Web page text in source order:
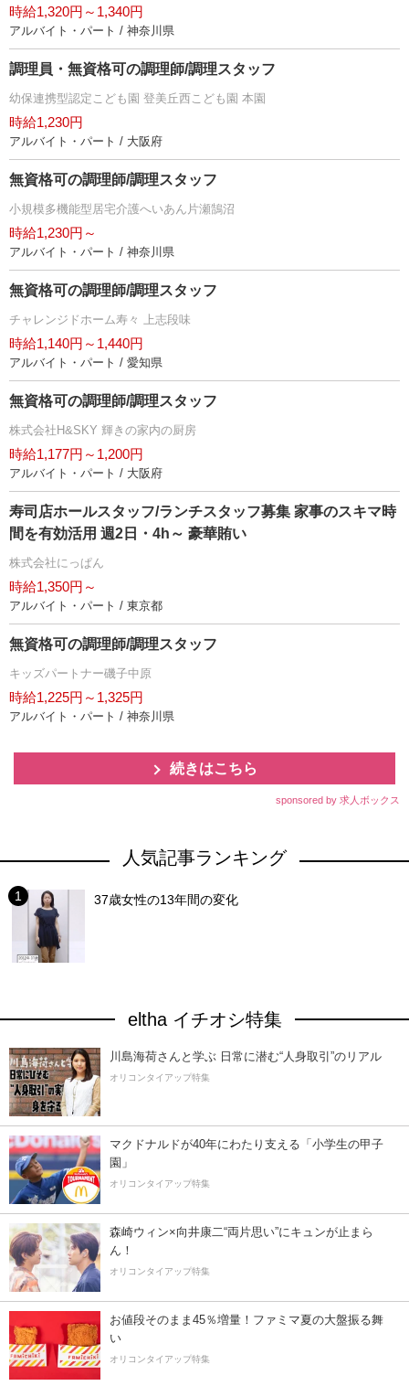
時給1,320円～1,340円
アルバイト・パート / 神奈川県
調理員・無資格可の調理師/調理スタッフ
幼保連携型認定こども園 登美丘西こども園 本園
時給1,230円
アルバイト・パート / 大阪府
無資格可の調理師/調理スタッフ
小規模多機能型居宅介護へいあん片瀬鵠沼
時給1,230円～
アルバイト・パート / 神奈川県
無資格可の調理師/調理スタッフ
チャレンジドホーム寿々 上志段味
時給1,140円～1,440円
アルバイト・パート / 愛知県
無資格可の調理師/調理スタッフ
株式会社H&SKY 輝きの家内の厨房
時給1,177円～1,200円
アルバイト・パート / 大阪府
寿司店ホールスタッフ/ランチスタッフ募集 家事のスキマ時
間を有効活用 週2日・4h～ 豪華賄い
株式会社にっぱん
時給1,350円～
アルバイト・パート / 東京都
無資格可の調理師/調理スタッフ
キッズパートナー磯子中原
時給1,225円～1,325円
アルバイト・パート / 神奈川県
続きはこちら
sponsored by 求人ボックス
人気記事ランキング
37歳女性の13年間の変化
eltha イチオシ特集
川島海荷さんと学ぶ 日常に潜む“人身取引”のリアル
オリコンタイアップ特集
マクドナルドが40年にわたり支える「小学生の甲子
園」
オリコンタイアップ特集
森崎ウィン×向井康二“両片思い”にキュンが止まら
ん！
オリコンタイアップ特集
お値段そのまま45％増量！ファミマ夏の大盤振る舞
い
オリコンタイアップ特集